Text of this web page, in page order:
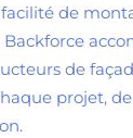
de
de
projet,